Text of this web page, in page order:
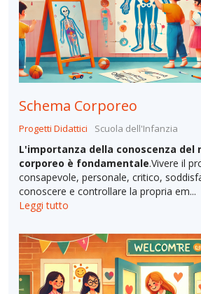
Schema Corporeo
Progetti Didattici Scuola dell'Infanzia
L'importanza della conoscenza del
corporeo è fondamentale.Vivere il
consapevole, personale, critico,
conoscere e controllare la propria em...
Leggi tutto